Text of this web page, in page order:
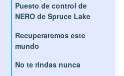
Puesto de control de
NERO de Spruce Lake
Recuperaremos este
mundo
No te rindas nunca